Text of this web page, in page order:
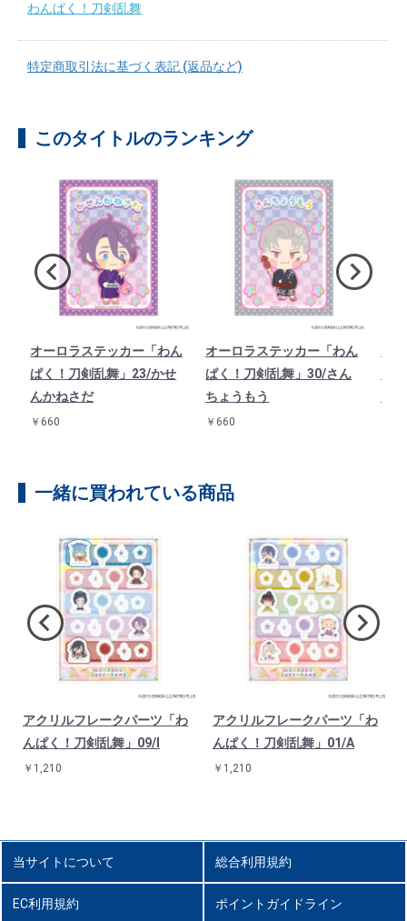
わんぱく！刀剣乱舞
特定商取引法に基づく表記 (返品など)
このタイトルのランキング
オーロラステッカー「わん
ぱく！刀剣乱舞」23/かせ
んかねさだ
￥660
オーロラステッカー「わん
ぱく！刀剣乱舞」30/さん
ちょうもう
￥660
ぱ
一緒に買われている商品
アクリルフレークパーツ「わ
んぱく！刀剣乱舞」09/I
￥1,210
アクリルフレークパーツ「わ
んぱく！刀剣乱舞」01/A
￥1,210
当サイトについて 総合利用規約
EC利用規約 ポイントガイドライン